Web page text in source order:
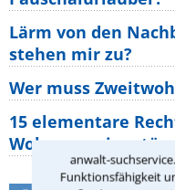
anwalt-
Funktionsfähigkeit
Lärm von den
stehen mir zu?
Wer muss
15 elementare